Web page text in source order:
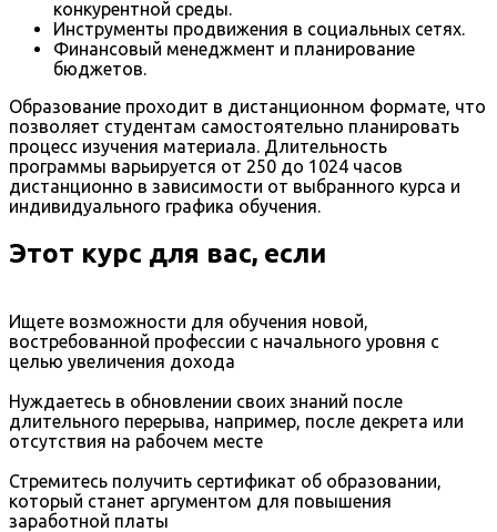
конкурентной среды.
Инструменты продвижения в социальных сетях.
Финансовый менеджмент и планирование
бюджетов.
Образование проходит в дистанционном формате, что
позволяет студентам самостоятельно планировать
процесс изучения материала. Длительность
программы варьируется от 250 до 1024 часов
дистанционно в зависимости от выбранного курса и
индивидуального графика обучения.
Этот курс для вас, если
Ищете возможности для обучения новой,
востребованной профессии с начального уровня с
целью увеличения дохода
Нуждаетесь в обновлении своих знаний после
длительного перерыва, например, после декрета или
отсутствия на рабочем месте
Стремитесь получить сертификат об образовании,
который станет аргументом для повышения
заработной платы